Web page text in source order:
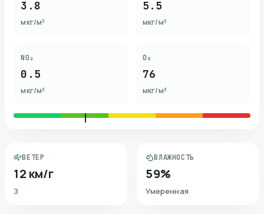
3.8
мкг/м³
5.5
мкг/м³
NO₂
0.5
мкг/м³
O₃
76
мкг/м³
ВЕТЕР
12 км/г
З
ВЛАЖНОСТЬ
59%
Умеренная